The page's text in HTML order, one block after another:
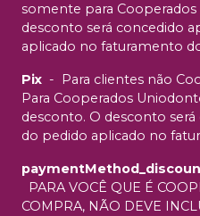
somente para
desconto será concedido
aplicado no faturamento
Pix -
Para clientes não
Para Cooperados
desconto. O desconto
do pedido aplicado no
PARA VOCÊ QUE É
COMPRA, NÃO DEVE